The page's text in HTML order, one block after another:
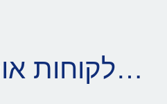
לקוחות אומרים עלינו…